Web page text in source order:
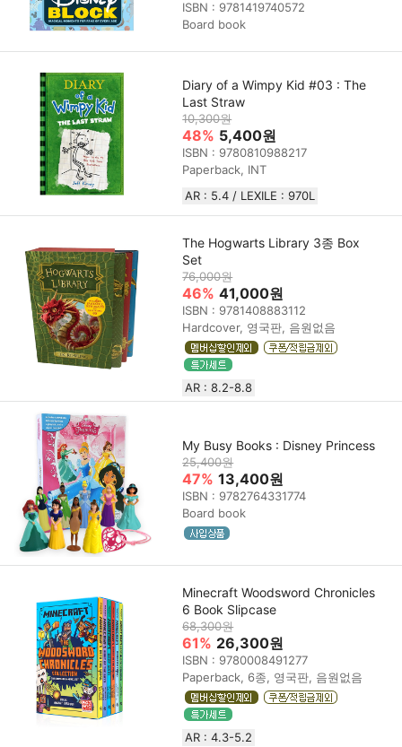
ISBN : 9781419740572
Board book
Diary of a Wimpy Kid #03 : The
Last Straw
10,300원
48% 5,400원
ISBN : 9780810988217
Paperback, INT
AR : 5.4 / LEXILE : 970L
The Hogwarts Library 3종 Box
Set
76,000원
46% 41,000원
ISBN : 9781408883112
Hardcover, 영국판, 음원없음
AR : 8.2-8.8
My Busy Books : Disney Princess
25,400원
47% 13,400원
ISBN : 9782764331774
Board book
Minecraft Woodsword Chronicles
6 Book Slipcase
68,300원
61% 26,300원
ISBN : 9780008491277
Paperback, 6종, 영국판, 음원없음
AR : 4.3-5.2